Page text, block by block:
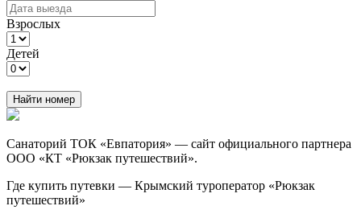
Взрослых
Детей
Найти номер
Санаторий ТОК «Евпатория» — сайт официального партнера
ООО «КТ «Рюкзак путешествий».
Где купить путевки — Крымский туроператор «Рюкзак
путешествий»